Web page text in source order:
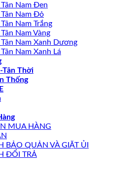
Nam Đen
Nam Đỏ
Nam Trắng
Nam Vàng
Nam Xanh Dương
Nam Xanh Lá
Tân Thời
Thống
MUA HÀNG
BẢO QUẢN VÀ GIẶT ỦI
ĐỔI TRẢ